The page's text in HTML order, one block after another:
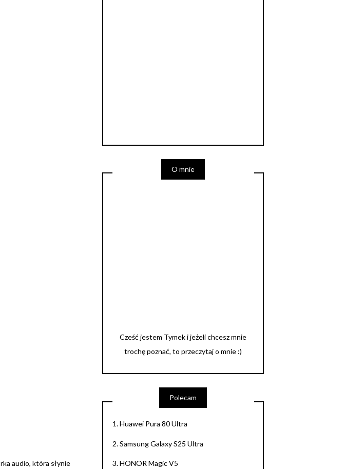
audio, która słynie
O mnie
Cześć jestem Tymek i jeżeli chcesz mnie
trochę poznać, to przeczytaj o mnie :)
Polecam
1.Huawei Pura 80 Ultra
2.Samsung Galaxy S25 Ultra
3.HONOR Magic V5